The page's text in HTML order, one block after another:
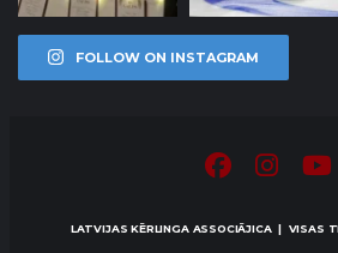
FOLLOW ON INSTAGRAM
LATVIJAS KĒRLINGA ASSOCIĀJICA | VISAS